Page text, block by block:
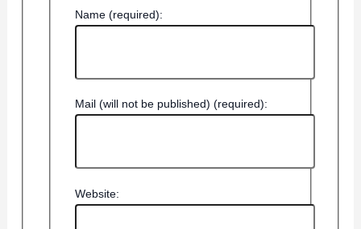
Name (required):
Mail (will not be published) (required):
Website: